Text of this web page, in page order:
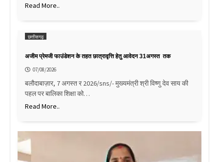
Read More..
छत्तीसगढ़
अजीम प्रेमजी फाउंडेशन के तहत छात्रावृत्ति हेतु आवेदन 31अगस्त तक
07/08/2026
बलौदाबाज़ार, 7 अगस्त र 2026/sns/- मुख्यमंत्री श्री विष्णु देव साय की
पहल पर बालिका शिक्षा को…
Read More..